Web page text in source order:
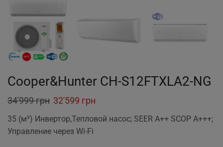
Cooper&Hunter CH-S12FTXLA2-NG
34'999грн Original
was:
32'599 грн
price
35 (м²) Инвертор,Тепловой насос; SEER A++ SCOP A+++;
Управление через Wi-Fi